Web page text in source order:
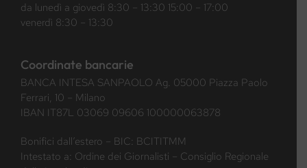
da lunedì a giovedì 8:30 – 13:30 15:00 – 17:00
venerdì 8:30 – 13:30
Coordinate bancarie
BANCA INTESA SANPAOLO Ag. 05000 Piazza Paolo
Ferrari, 10 – Milano
IBAN IT87L 03069 09606 100000063878
Bonifici dall’estero – BIC: BCITITMM
Intestato a: Ordine dei Giornalisti – Consiglio Regionale